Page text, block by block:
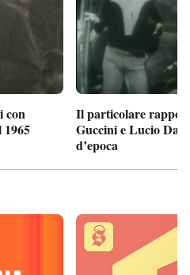
con
1965
Il particolare
Guccini e Lucio
d’epoca